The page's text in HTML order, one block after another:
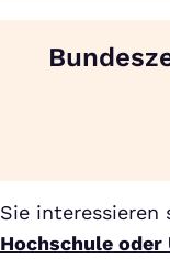
Sie interessieren
Hochschule oder